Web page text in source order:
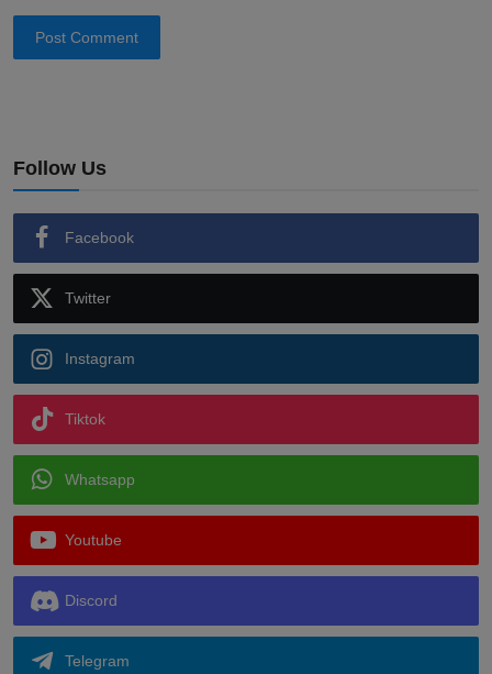
Post Comment
Follow Us
Facebook
Twitter
Instagram
Tiktok
Whatsapp
Youtube
Discord
Telegram